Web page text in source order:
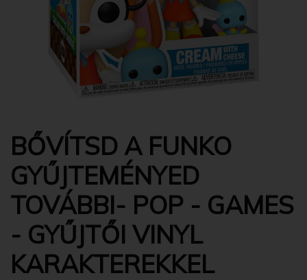
BŐVÍTSD A FUNKO
GYŰJTEMÉNYED
TOVÁBBI- POP - GAMES
- GYŰJTŐI VINYL
KARAKTEREKKEL